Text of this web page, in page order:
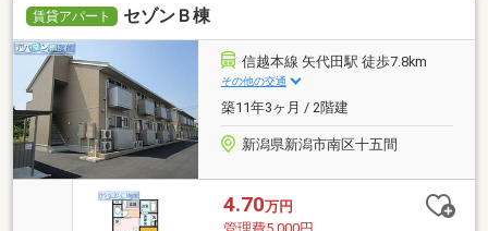
賃貸アパート セゾンＢ棟
信越本線 矢代田駅 徒歩7.8km
その他の交通
築11年3ヶ月 / 2階建
新潟県新潟市南区十五間
4.70万円